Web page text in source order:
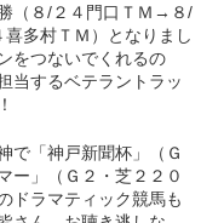
（８/２４門口ＴＭ→８/
多村ＴＭ）となりまし
をつないでくれるの
当するベテラントラッ
で「神戸新聞杯」（Ｇ
ー」（Ｇ２・芝２２０
ドラマティック競馬も